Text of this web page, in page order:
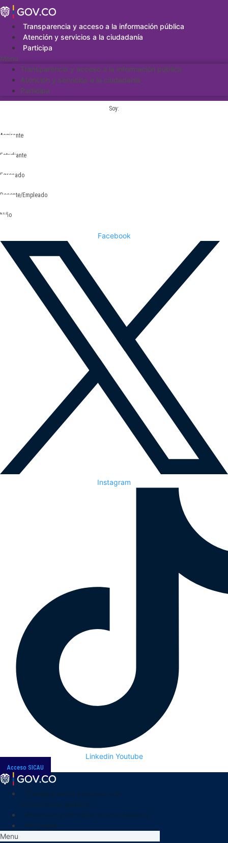
Saltar
al
contenidoTransparencia y acceso a la información pública
Atención y servicios a la ciudadanía
Participa
Menu
Transparencia y acceso a la información pública
Atención y servicios a la ciudadanía
Participa
Soy:
Aspirante
Estudiante
Egresado
Docente/Empleado
Niño
Facebook
Instagram
Linkedin Youtube
Acceso SICAU
Menu